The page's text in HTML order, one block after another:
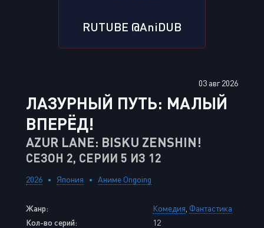
RUTUBE @AniDUB
03 авг 2026
ЛАЗУРНЫЙ ПУТЬ: МАЛЫЙ
ВПЕРЁД!
AZUR LANE: BISKU ZENSHIN!
СЕЗОН 2, СЕРИИ 5 ИЗ 12
2026 Япония Аниме Ongoing
Жанр: Комедия Фантастика
Кол-во серий:
12